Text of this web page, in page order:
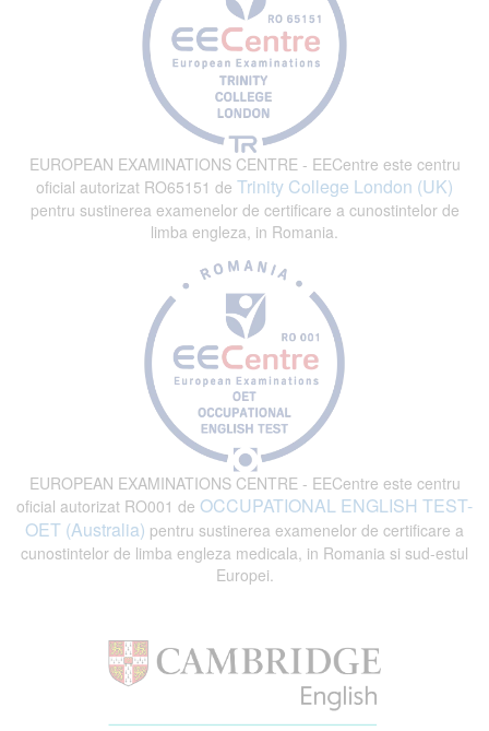
EUROPEAN EXAMINATIONS CENTRE - EECentre este centru
oficial autorizat RO65151 de Trinity College London (UK)
pentru sustinerea examenelor de certificare a cunostintelor de
limba engleza, in Romania.
EUROPEAN EXAMINATIONS CENTRE - EECentre este centru
oficial autorizat RO001 de OCCUPATIONAL ENGLISH TEST-
OET (Australia) pentru sustinerea examenelor de certificare a
cunostintelor de limba engleza medicala, in Romania si sud-estul
Europei.